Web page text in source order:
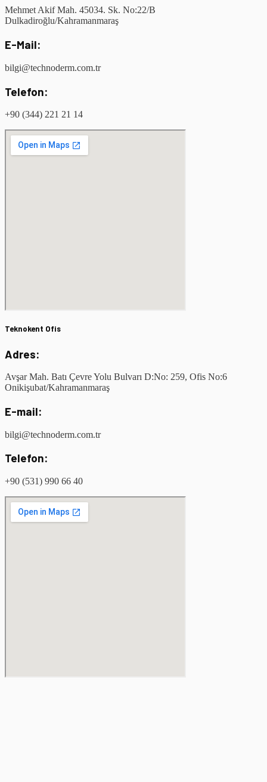
Mehmet Akif Mah. 45034. Sk. No:22/B
Dulkadiroğlu/Kahramanmaraş
E-Mail:
bilgi@technoderm.com.tr
Telefon:
+90 (344) 221 21 14
Teknokent Ofis
Adres:
Avşar Mah. Batı Çevre Yolu Bulvarı D:No: 259, Ofis No:6
Onikişubat/Kahramanmaraş
E-mail:
bilgi@technoderm.com.tr
Telefon:
+90 (531) 990 66 40